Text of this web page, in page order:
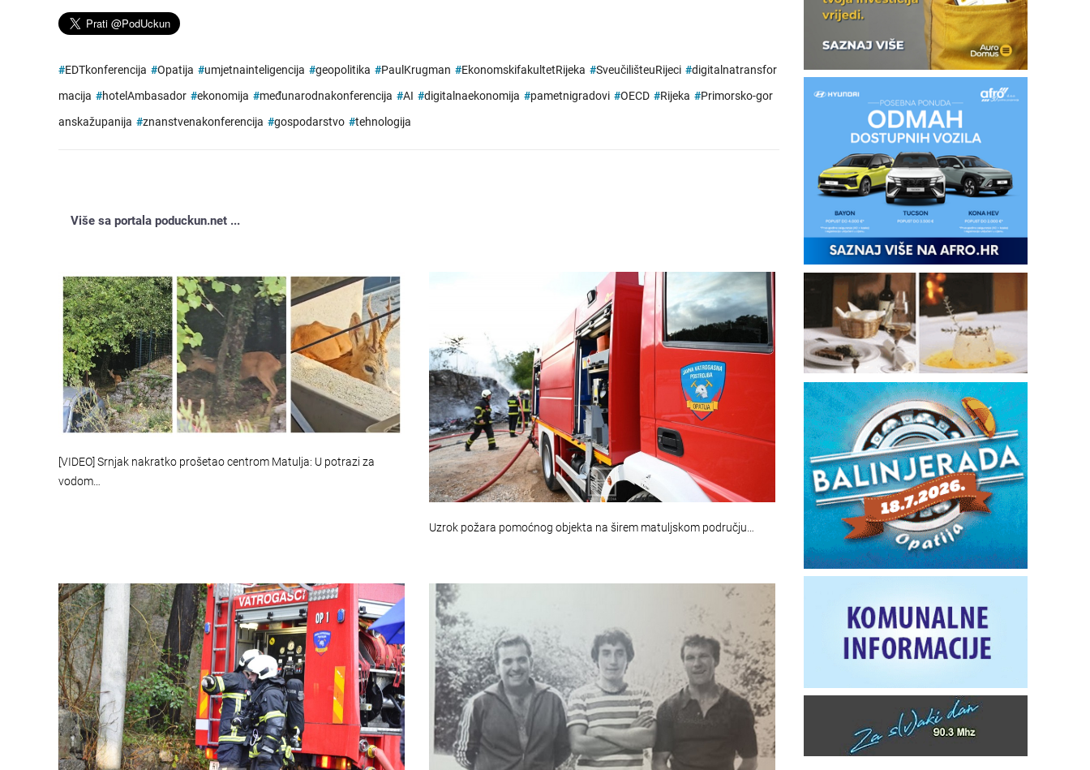
#EDTkonferencija #Opatija #umjetnainteligencija #geopolitika #PaulKrugman #EkonomskifakultetRijeka #SveučilišteuRijeci #digitalnatransfor
macija #hotelAmbasador #ekonomija #međunarodnakonferencija #AI #digitalnaekonomija #pametnigradovi #OECD #Rijeka #Primorsko-gor
anskažupanija #znanstvenakonferencija #gospodarstvo #tehnologija
Više sa portala poduckun.net ...
[VIDEO] Srnjak nakratko prošetao centrom Matulja: U potrazi za
vodom…
Uzrok požara pomoćnog objekta na širem matuljskom području…